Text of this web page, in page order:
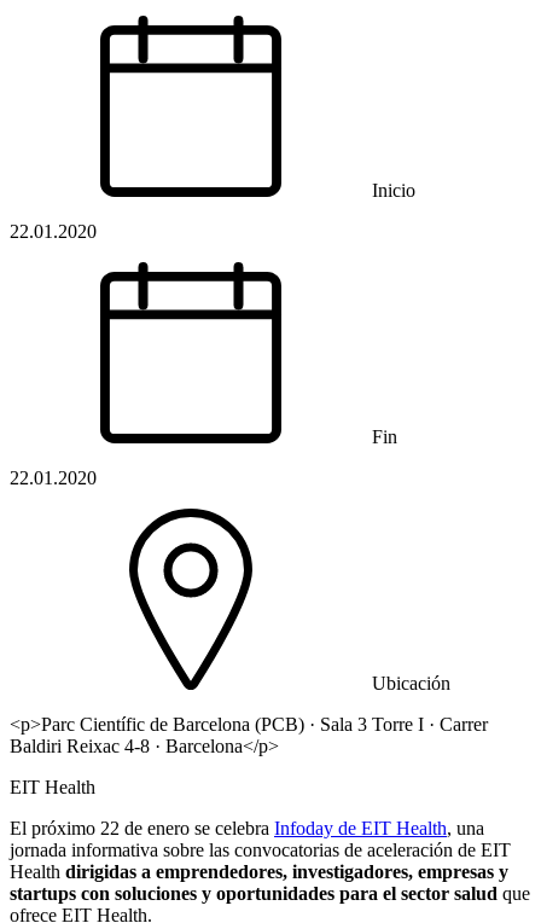
Inicio
22.01.2020
Fin
22.01.2020
Ubicación
<p>Parc Científic de Barcelona (PCB) · Sala 3 Torre I · Carrer
Baldiri Reixac 4-8 · Barcelona</p>
EIT Health
El próximo 22 de enero se celebra Infoday de EIT Health, una
jornada informativa sobre las convocatorias de aceleración de EIT
Health dirigidas a emprendedores, investigadores, empresas y
startups con soluciones y oportunidades para el sector salud que
ofrece EIT Health.